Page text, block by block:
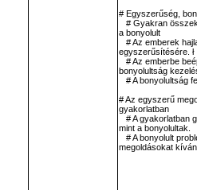
# Egyszerűség,
# Gyakran
a bonyolult
# Az emberek
egyszerűsítésére. ł
# Az emberbe
bonyolultság
# A bonyolultság
# Az egyszerű
gyakorlatban
# A gyakorlatban
mint a bonyolultak.
# A bonyolult
megoldásokat